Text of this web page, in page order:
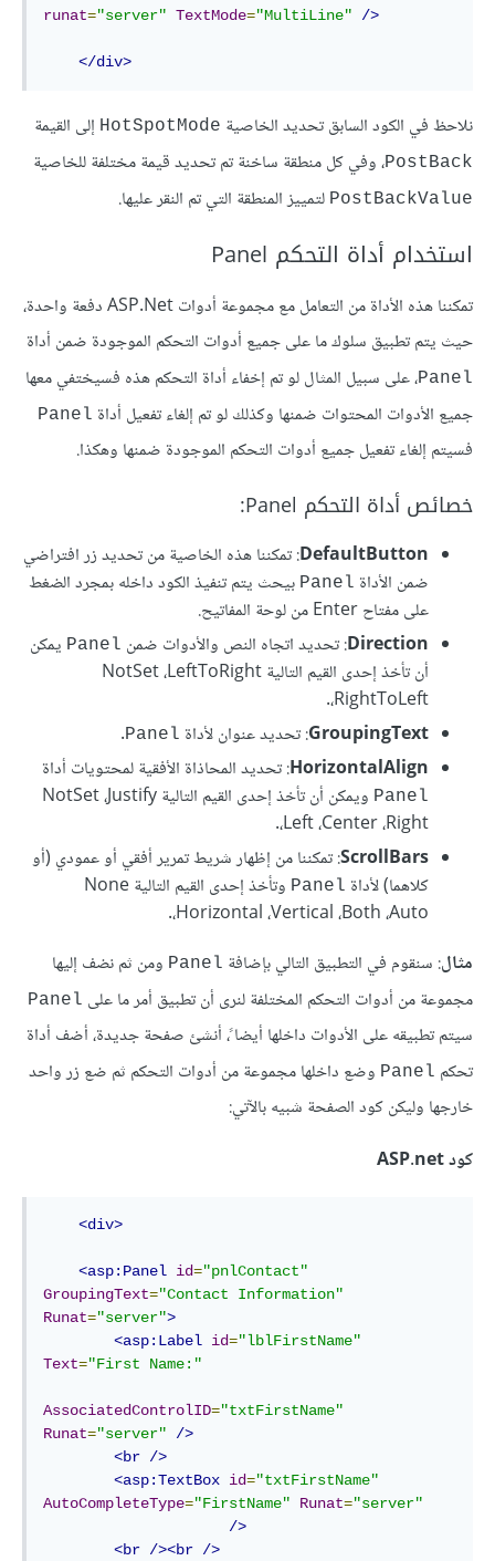
runat="server" TextMode="MultiLine" />
</div>
نلاحظ في الكود السابق تحديد الخاصية HotSpotMode إلى القيمة
PostBack، وفي كل منطقة ساخنة تم تحديد قيمة مختلفة للخاصية
PostBackValue لتمييز المنطقة التي تم النقر عليها.
استخدام أداة التحكم Panel
تمكننا هذه الأداة من التعامل مع مجموعة أدوات ASP.Net دفعة واحدة،
حيث يتم تطبيق سلوك ما على جميع أدوات التحكم الموجودة ضمن أداة
Panel، على سبيل المثال لو تم إخفاء أداة التحكم هذه فسيختفي معها
جميع الأدوات المحتوات ضمنها وكذلك لو تم إلغاء تفعيل أداة Panel
فسيتم إلغاء تفعيل جميع أدوات التحكم الموجودة ضمنها وهكذا.
خصائص أداة التحكم Panel:
DefaultButton: تمكننا هذه الخاصية من تحديد زر افتراضي
ضمن الأداة Panel بيحث يتم تنفيذ الكود داخله بمجرد الضغط
على مفتاح Enter من لوحة المفاتيح.
Direction: تحديد اتجاه النص والأدوات ضمن Panel يمكن
أن تأخذ إحدى القيم التالية NotSet ،LeftToRight
،RightToLeft.
GroupingText: تحديد عنوان لأداة Panel
.
HorizontalAlign: تحديد المحاذاة الأفقية لمحتويات أداة
Panel
ويمكن أن تأخذ إحدى القيم التالية NotSet ،Justify
،Left ،Center ،Right.
ScrollBars: تمكننا من إظهار شريط تمرير أفقي أو عمودي (أو
كلاهما) لأداة Panel
وتأخذ إحدى القيم التالية None
،Horizontal ،Vertical ،Both ،Auto.
مثال: سنقوم في التطبيق التالي بإضافة Panel ومن ثم نضف إليها
مجموعة من أدوات التحكم المختلفة لنرى أن تطبيق أمر ما على Panel
سيتم تطبيقه على الأدوات داخلها أيضا ً، أنشئ صفحة جديدة، أضف أداة
تحكم Panel وضع داخلها مجموعة من أدوات التحكم ثم ضع زر واحد
خارجها وليكن كود الصفحة شبيه بالآتي:
كود ASP.net
<div>
<asp:Panel id="pnlContact"
GroupingText="Contact Information"
Runat="server">
<asp:Label id="lblFirstName"
Text="First Name:"
AssociatedControlID="txtFirstName"
Runat="server"
/>
<br />
<asp:TextBox id="txtFirstName"
AutoCompleteType="FirstName" Runat="server"
/>
<br /><br />